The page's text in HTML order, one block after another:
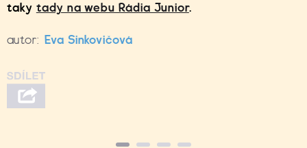
taky tady na webu Rádia Junior.
autor: Eva Sinkovičová